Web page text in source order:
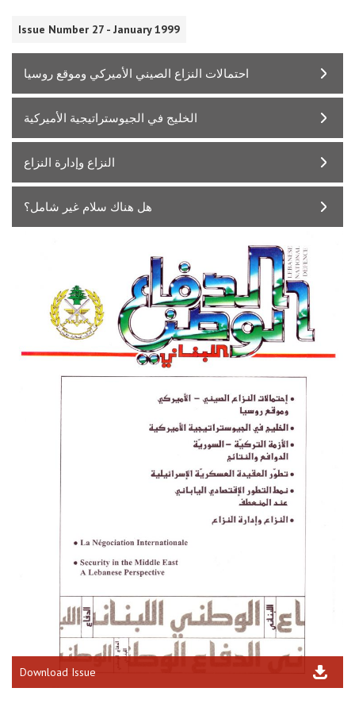
Issue Number 27 - January 1999
احتمالات النزاع الصيني الأميركي وموقع روسيا
الخليج في الجيوستراتيجية الأميركية
النزاع وإدارة النزاع
هل هناك سلام غير شامل؟
Download Issue